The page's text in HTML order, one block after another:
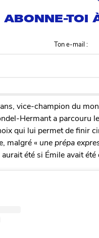
Ton e-mail :
vice-champion du
Hermant a parcouru
qui lui permet de finir
malgré « une prépa
aurait été si Émile avait